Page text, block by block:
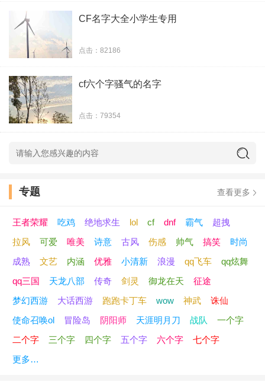
36、轮回交错
37、捻花浅笑间
39、搁浅``jay
40、用什麽來愛你、
41、落葉依
42、白衣未央
43、難熬
44、后会无期。
45、宛在水中央
46、你微笑我倘佯
47、难以启齿的柔弱
48、心丶依然空空
CF名字大全小学生专用
点击：82186
cf六个字骚气的名字
点击：79354
专题 查看更多
王者荣耀 吃鸡 绝地求生 lol cf dnf 霸气
超拽
拉风
可爱 唯美 诗意 古风 伤感 帅气 搞笑
时尚
成熟
文艺 内涵 优雅 小清新 浪漫 qq飞车
qq炫舞
qq三国
天龙八部 传奇 剑灵 御龙在天
征途
梦幻西游
大话西游 跑跑卡丁车 wow 神武
诛仙
使命召唤ol
冒险岛 阴阳师 天涯明月刀 战队
一个字
二个字
三个字 四个字 五个字 六个字
七个字
更多…